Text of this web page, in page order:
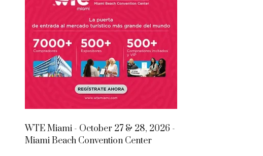
WTE Miami - October 27 & 28, 2026 -
Miami Beach Convention Center